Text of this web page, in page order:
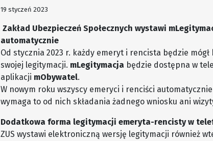
19 styczeń 2023
Zakład Ubezpieczeń Społecznych wystawi
automatycznie
Od stycznia 2023 r. każdy emeryt i rencista będzie
swojej legitymacji. mLegitymacja będzie dostępna w
aplikacji mObywatel.
W nowym roku wszyscy emeryci i renciści
wymaga to od nich składania żadnego wniosku ani
Dodatkowa forma legitymacji emeryta-rencisty w
ZUS wystawi elektroniczną wersję legitymacji również